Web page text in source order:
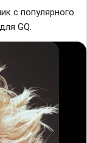
с популярного
GQ.